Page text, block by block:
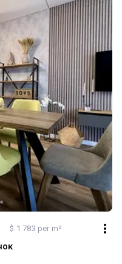
$ 1 783 per m²